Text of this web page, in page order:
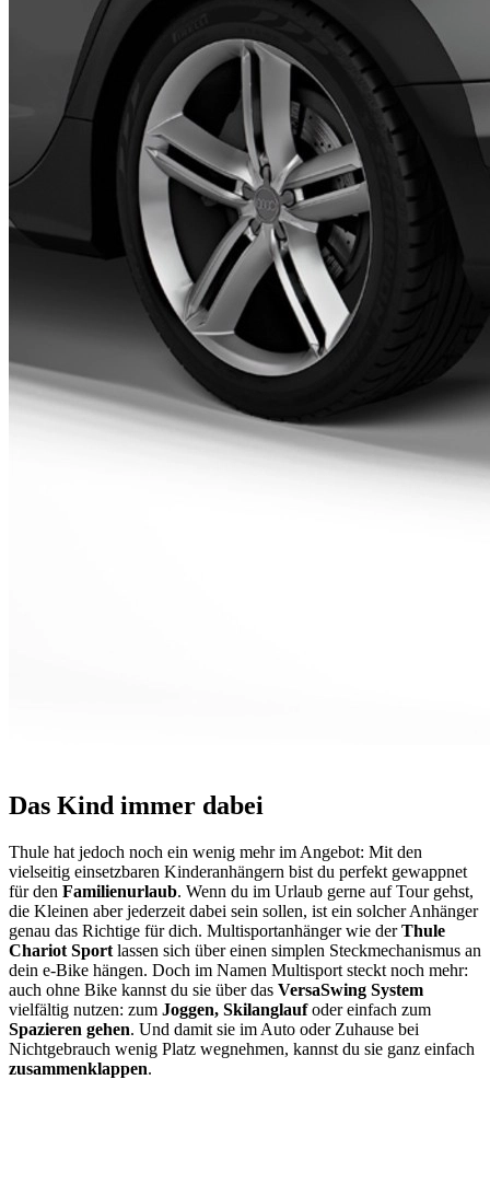
Das Kind immer dabei
Thule hat jedoch noch ein wenig mehr im Angebot: Mit den
vielseitig einsetzbaren Kinderanhängern bist du perfekt gewappnet
für den Familienurlaub. Wenn du im Urlaub gerne auf Tour gehst,
die Kleinen aber jederzeit dabei sein sollen, ist ein solcher Anhänger
genau das Richtige für dich. Multisportanhänger wie derThule
Chariot Sport lassen sich über einen simplen Steckmechanismus an
dein e-Bike hängen. Doch im Namen Multisport steckt noch mehr:
auch ohne Bike kannst du sie über das VersaSwing System
vielfältig nutzen: zum Joggen, Skilanglaufoder einfach zum
Spazieren gehen. Und damit sie im Auto oder Zuhause bei
Nichtgebrauch wenig Platz wegnehmen, kannst du sie ganz einfach
zusammenklappen.